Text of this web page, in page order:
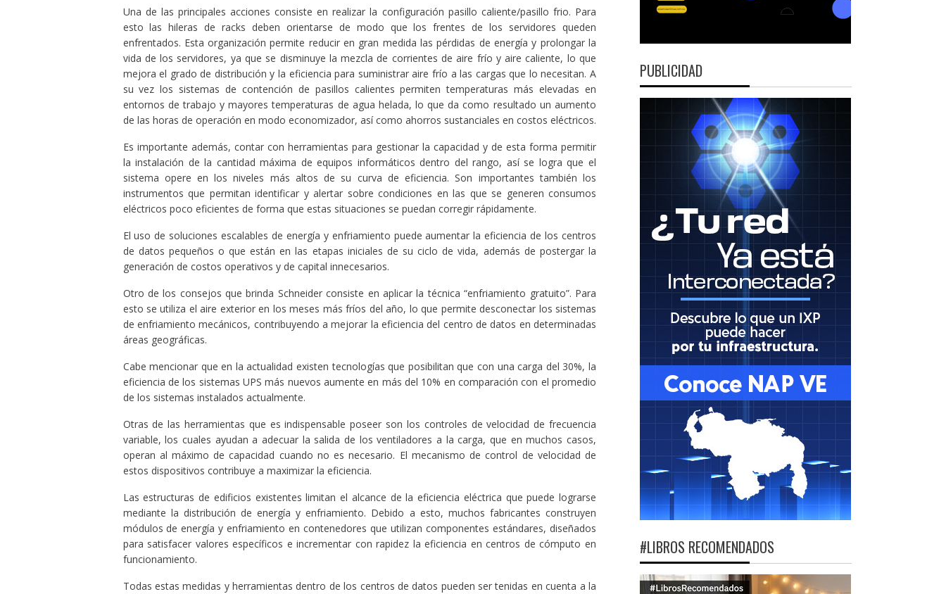
Una de las principales acciones consiste en realizar la configuración pasillo caliente/pasillo frio. Para
esto las hileras de racks deben orientarse de modo que los frentes de los servidores queden
enfrentados. Esta organización permite reducir en gran medida las pérdidas de energía y prolongar la
vida de los servidores, ya que se disminuye la mezcla de corrientes de aire frío y aire caliente, lo que
mejora el grado de distribución y la eficiencia para suministrar aire frío a las cargas que lo necesitan. A
su vez los sistemas de contención de pasillos calientes permiten temperaturas más elevadas en
entornos de trabajo y mayores temperaturas de agua helada, lo que da como resultado un aumento
de las horas de operación en modo economizador, así como ahorros sustanciales en costos eléctricos.
Es importante además, contar con herramientas para gestionar la capacidad y de esta forma permitir
la instalación de la cantidad máxima de equipos informáticos dentro del rango, así se logra que el
sistema opere en los niveles más altos de su curva de eficiencia. Son importantes también los
instrumentos que permitan identificar y alertar sobre condiciones en las que se generen consumos
eléctricos poco eficientes de forma que estas situaciones se puedan corregir rápidamente.
El uso de soluciones escalables de energía y enfriamiento puede aumentar la eficiencia de los centros
de datos pequeños o que están en las etapas iniciales de su ciclo de vida, además de postergar la
generación de costos operativos y de capital innecesarios.
Otro de los consejos que brinda Schneider consiste en aplicar la técnica “enfriamiento gratuito”. Para
esto se utiliza el aire exterior en los meses más fríos del año, lo que permite desconectar los sistemas
de enfriamiento mecánicos, contribuyendo a mejorar la eficiencia del centro de datos en determinadas
áreas geográficas.
Cabe mencionar que en la actualidad existen tecnologías que posibilitan que con una carga del 30%, la
eficiencia de los sistemas UPS más nuevos aumente en más del 10% en comparación con el promedio
de los sistemas instalados actualmente.
Otras de las herramientas que es indispensable poseer son los controles de velocidad de frecuencia
variable, los cuales ayudan a adecuar la salida de los ventiladores a la carga, que en muchos casos,
operan al máximo de capacidad cuando no es necesario. El mecanismo de control de velocidad de
estos dispositivos contribuye a maximizar la eficiencia.
Las estructuras de edificios existentes limitan el alcance de la eficiencia eléctrica que puede lograrse
mediante la distribución de energía y enfriamiento. Debido a esto, muchos fabricantes construyen
módulos de energía y enfriamiento en contenedores que utilizan componentes estándares, diseñados
para satisfacer valores específicos e incrementar con rapidez la eficiencia en centros de cómputo en
funcionamiento.
Todas estas medidas y herramientas dentro de los centros de datos pueden ser tenidas en cuenta a la
PUBLICIDAD
#LIBROS RECOMENDADOS